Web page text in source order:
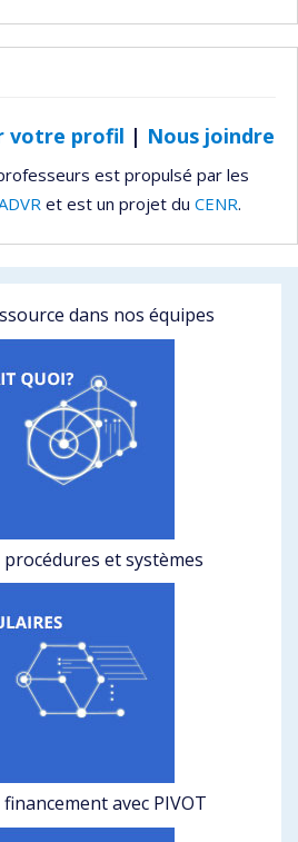
votre profil | Nous joindre
est propulsé par les
et est un projet du CENR.
dans nos équipes
et systèmes
avec PIVOT